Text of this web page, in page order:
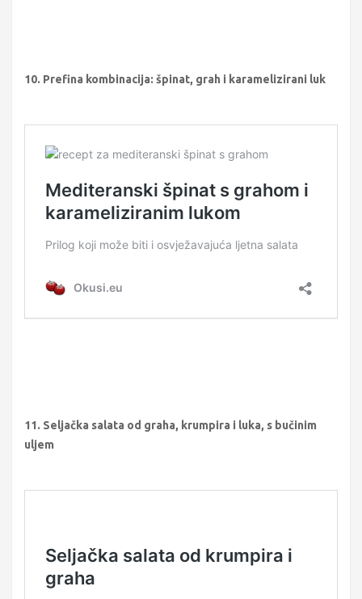
10. Prefina kombinacija: špinat, grah i karamelizirani luk
11. Seljačka salata od graha, krumpira i luka, s bučinim
uljem